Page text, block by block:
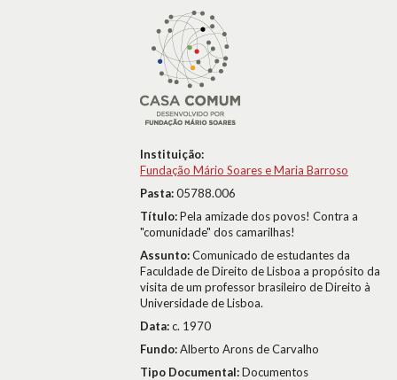
Instituição:
Fundação Mário Soares e Maria Barroso
Pasta:05788.006
Título:Pela amizade dos povos! Contra a
"comunidade" dos camarilhas!
Assunto:Comunicado de estudantes da
Faculdade de Direito de Lisboa a propósito da
visita de um professor brasileiro de Direito à
Universidade de Lisboa.
Data:c. 1970
Fundo:Alberto Arons de Carvalho
Tipo Documental:Documentos